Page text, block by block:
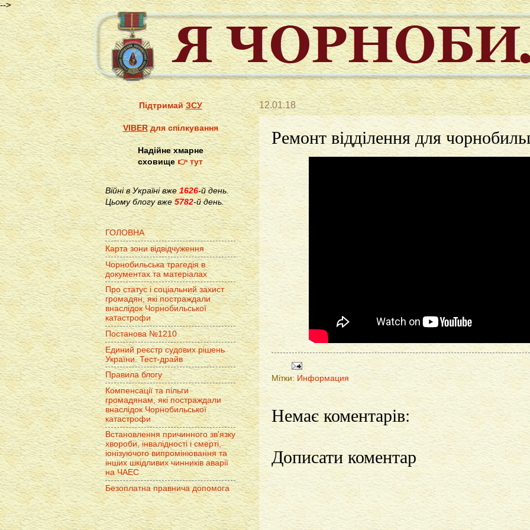
-->
12.01.18
Ремонт відділення для
Мітки: Информация
Немає коментарів:
Дописати коментар
ПідтримайЗСУ
VIBERдля спілкування
Надійне хмарне
сховище👉 тут
Війні в Україні вже1626-й день.
Цьому блогу вже 5782-й день.
ГОЛОВНА
Карта зони відвідчуження
Чорнобильська трагедія в
документах та матеріалах
Про статус і соціальний захист
громадян, які постраждали
внаслідок Чорнобильської
катастрофи
Постанова №1210
Единий реєстр судових рішень
України. Тест-драйв
Правила блогу
Компенсації та пільги
громадянам, які постраждали
внаслідок Чорнобильської
катастрофи
Встановлення причинного зв'язку
хвороби, інвалідності і смерті,
іонізуючого випромінювання та
інших шкідливих чинників аварії
на ЧАЕС
Безоплатна правнича допомога